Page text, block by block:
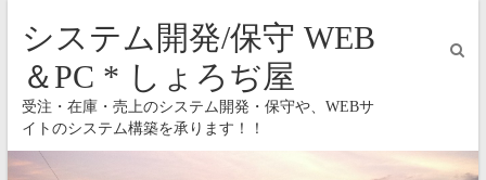
システム開発/保守 WEB
＆PC * しょろぢ屋
受注・在庫・売上のシステム開発・保守や、WEBサ
イトのシステム構築を承ります！！